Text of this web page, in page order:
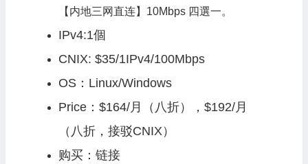
【内地三网直连】10Mbps 四選一。
IPv4:1個
CNIX: $35/1IPv4/100Mbps
OS：Linux/Windows
Price： $164/月（八折），$192/月
（八折，接驳CNIX）
购买： 链接